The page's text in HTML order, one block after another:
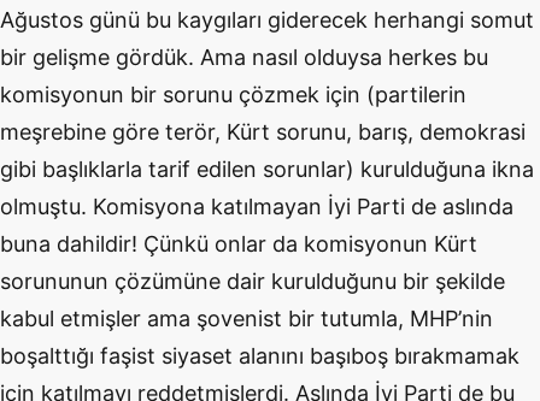
Ağustos günü bu kaygıları giderecek herhangi somut
bir gelişme gördük. Ama nasıl olduysa herkes bu
komisyonun bir sorunu çözmek için (partilerin
meşrebine göre terör, Kürt sorunu, barış, demokrasi
gibi başlıklarla tarif edilen sorunlar) kurulduğuna ikna
olmuştu. Komisyona katılmayan İyi Parti de aslında
buna dahildir! Çünkü onlar da komisyonun Kürt
sorununun çözümüne dair kurulduğunu bir şekilde
kabul etmişler ama şovenist bir tutumla, MHP’nin
boşalttığı faşist siyaset alanını başıboş bırakmamak
için katılmayı reddetmişlerdi. Aslında İyi Parti de bu